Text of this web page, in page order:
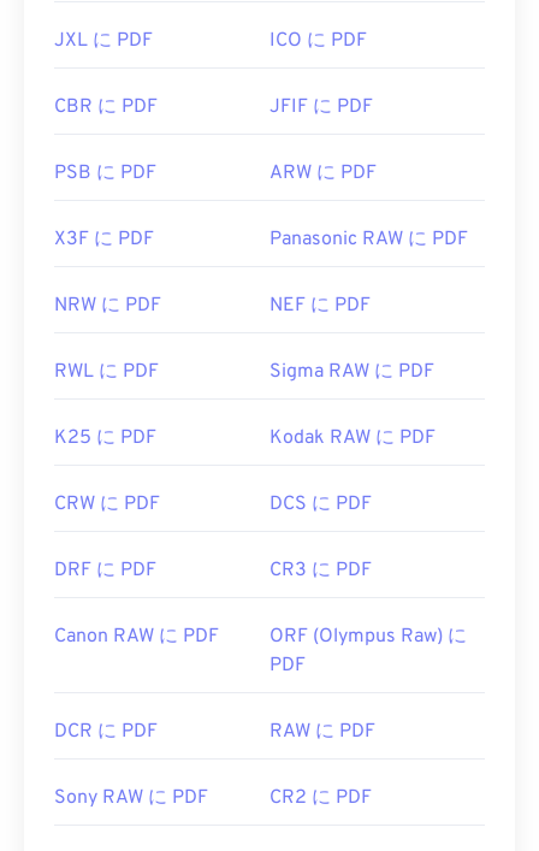
JXL に PDF ICO に PDF
CBR に PDF JFIF に PDF
PSB に PDF ARW に PDF
X3F に PDF Panasonic RAW に PDF
NRW に PDF NEF に PDF
RWL に PDF Sigma RAW に PDF
K25 に PDF Kodak RAW に PDF
CRW に PDF DCS に PDF
DRF に PDF CR3 に PDF
Canon RAW に PDF
ORF (Olympus Raw) に
PDF
DCR に PDF RAW に PDF
Sony RAW に PDF CR2 に PDF